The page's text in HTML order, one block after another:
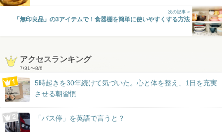
次の記事 »
「無印良品」の3アイテムで！食器棚を簡単に使いやすくする方法
アクセスランキング
7/31〜8/6
5時起きを30年続けて気づいた。心と体を整え、1日を充実
させる朝習慣
「バス停」を英語で言うと？